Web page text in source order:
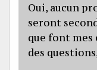
Oui, aucun
seront
que font mes
des